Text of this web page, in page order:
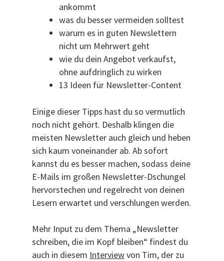
ankommt
was du besser vermeiden solltest
warum es in guten Newslettern
nicht um Mehrwert geht
wie du dein Angebot verkaufst,
ohne aufdringlich zu wirken
13 Ideen für Newsletter-Content
Einige dieser Tipps hast du so vermutlich
noch nicht gehört. Deshalb klingen die
meisten Newsletter auch gleich und heben
sich kaum voneinander ab. Ab sofort
kannst du es besser machen, sodass deine
E-Mails im großen Newsletter-Dschungel
hervorstechen und regelrecht von deinen
Lesern erwartet und verschlungen werden.
Mehr Input zu dem Thema „Newsletter
schreiben, die im Kopf bleiben“ findest du
auch in diesem Interviewvon Tim, der zu